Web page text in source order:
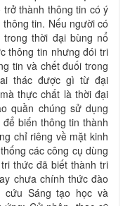
thành thông tin có ý
tin. Nếu người có
thời đại bùng nổ
thông tin nhưng đói tri
tin và chết đuối trong
thác được gì từ đại
thực chất là thời đại
quần chúng sử dụng
biến thông tin thành
chỉ riêng về mặt kinh
các công cụ dùng
thức đã biết thành tri
chưa chính thức đào
cứu Sáng tạo học và